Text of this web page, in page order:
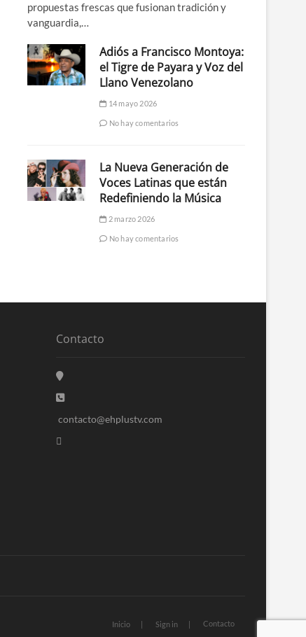
propuestas frescas que fusionan tradición y
vanguardia,…
Adiós a Francisco Montoya:
el Tigre de Payara y Voz del
Llano Venezolano
14 mayo 2026
No hay comentarios
La Nueva Generación de
Voces Latinas que están
Redefiniendo la Música
2 marzo 2026
No hay comentarios
Contacto
contacto@ehplustv.com
Inicio Sign in Contacto